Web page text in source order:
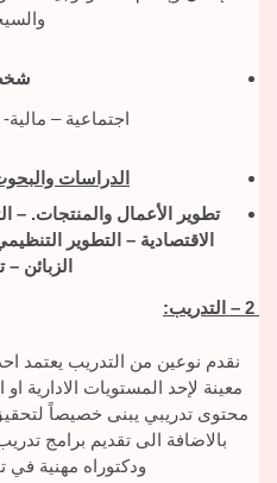
اجتماعية –
الدراسات
تطوير الأعمال والمنتجات. –
الاقتصادية – التطوير
الزبائن –
:
نقدم نوعين من التدريب يعتمد
معينة لإحد المستويات الادارية او
محتوى تدريبي يبنى خصيصاً
بالاضافة الى تقديم برامج
ودكتوراه مهنية